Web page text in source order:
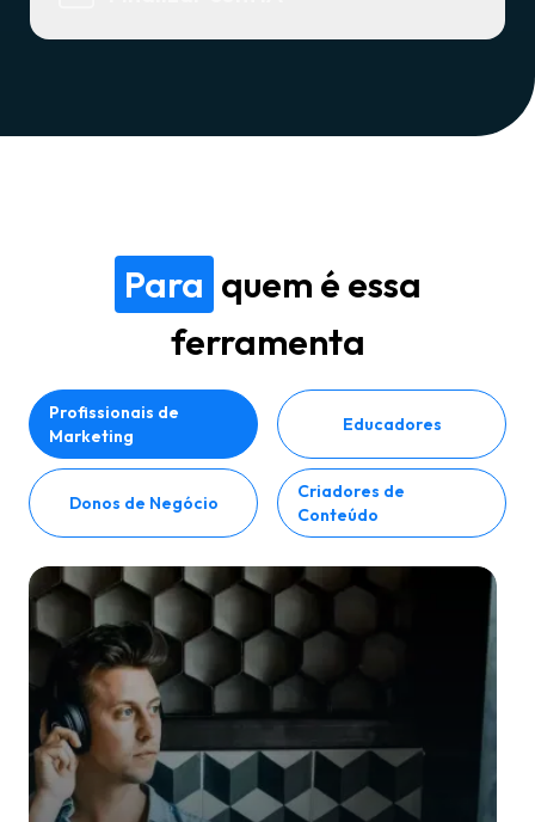
Para quem é essa
ferramenta
Profissionais de
Marketing
Educadores
Donos de Negócio
Criadores de
Conteúdo